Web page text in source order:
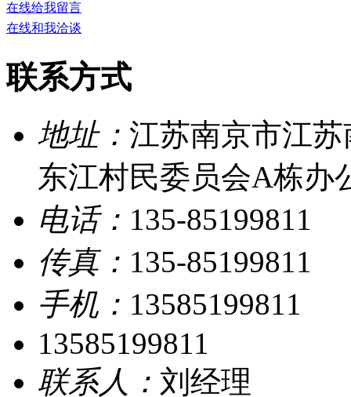
在线给我留言
在线和我洽谈
联系方式
地址： 江苏南京市江
东江村民委员会A栋办
电话： 135-85199811
传真： 135-85199811
手机： 13585199811
13585199811
联系人： 刘经理